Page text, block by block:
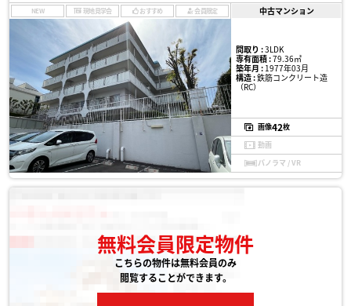
NEW 現地見学会 おすすめ 会員限定 中古マンション
間取り :3LDK
専有面積 :79.36㎡
築年月 :1977年03月
構造 :鉄筋コンクリート造
（RC）
画像42枚
動画
パノラマ / VR
無料会員限定物件
こちらの物件は無料会員のみ
閲覧することができます。